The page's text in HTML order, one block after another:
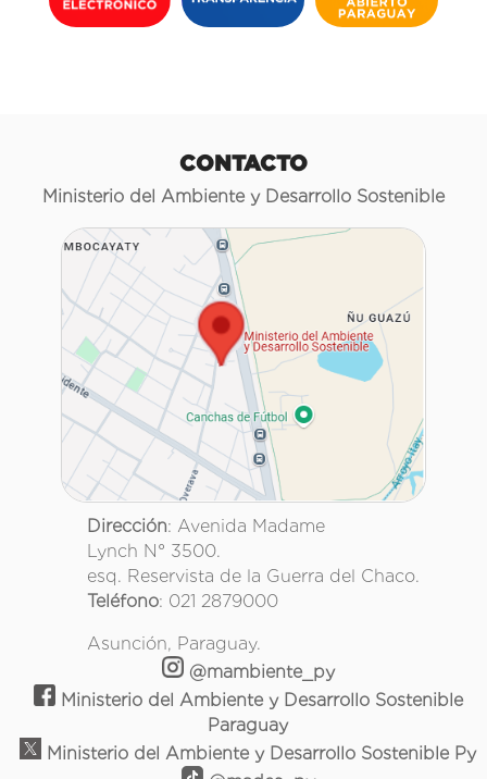
CONTACTO
Ministerio del Ambiente y Desarrollo Sostenible
Dirección: Avenida Madame
Lynch N° 3500.
esq. Reservista de la Guerra del Chaco.
Teléfono: 021 2879000
Asunción, Paraguay.
@mambiente_py
Ministerio del Ambiente y Desarrollo Sostenible
Paraguay
Ministerio del Ambiente y Desarrollo Sostenible Py